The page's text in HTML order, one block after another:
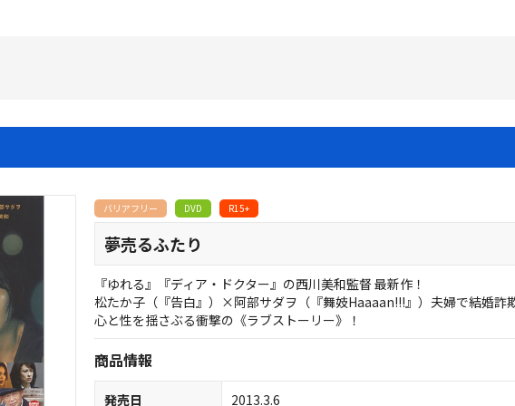
バリアフリー DVD R15+
夢売るふたり
『ゆれる』『ディア・ドクター』の西川美和監督 最新作！
松たか子（『告白』）×阿部サダヲ（『舞妓Haaaan!!!』）夫婦で結婚詐
心と性を揺さぶる衝撃の《ラブストーリー》！
商品情報
発売日 2013.3.6